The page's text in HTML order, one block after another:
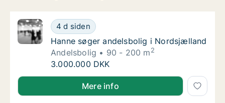
Hanne søger andelsbolig i Nordsjælland
4 d siden
Hanne søger andelsbolig i Nordsjælland
Hanne søger andelsbolig i Nordsjælland
Andelsbolig
90 - 200 m2
Hanne søger andelsbolig i Nordsjælland
3.000.000 DKK
Hanne søger andelsbolig i Nordsjælland
Mere info